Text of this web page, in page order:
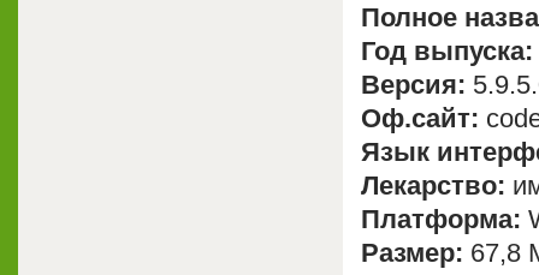
Полное
Год выпуска:
Версия:
Оф.сайт:
Язык
Лекарство:
Платформа:
Размер: 67,8